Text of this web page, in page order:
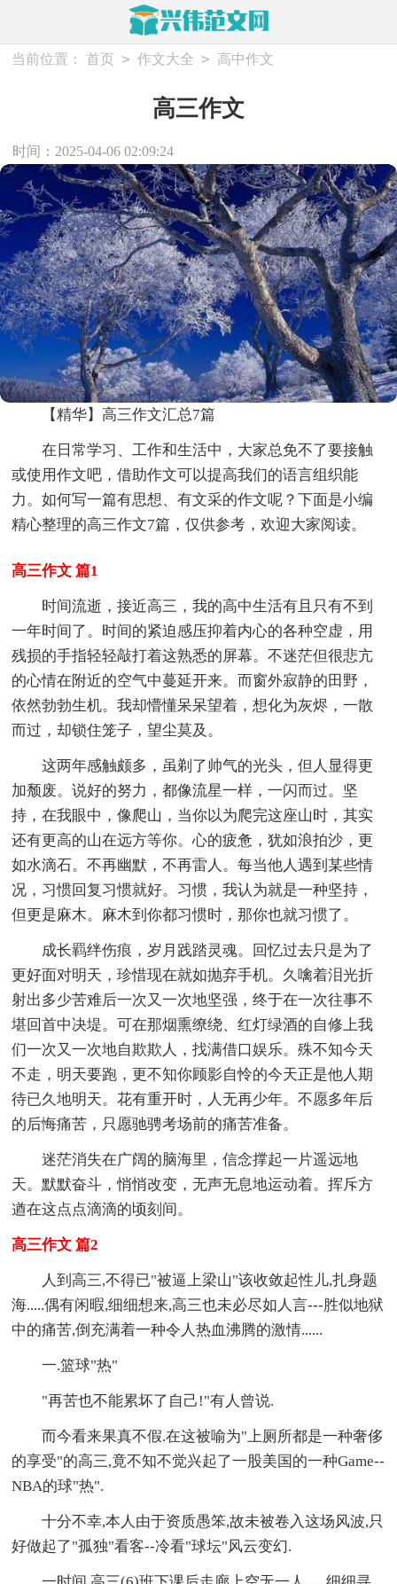
当前位置： 首页 > 作文大全 > 高中作文
高三作文
时间：2025-04-06 02:09:24
【精华】高三作文汇总7篇
在日常学习、工作和生活中，大家总免不了要接触
或使用作文吧，借助作文可以提高我们的语言组织能
力。如何写一篇有思想、有文采的作文呢？下面是小编
精心整理的高三作文7篇，仅供参考，欢迎大家阅读。
高三作文 篇1
时间流逝，接近高三，我的高中生活有且只有不到
一年时间了。时间的紧迫感压抑着内心的各种空虚，用
残损的手指轻轻敲打着这熟悉的屏幕。不迷茫但很悲亢
的心情在附近的空气中蔓延开来。而窗外寂静的田野，
依然勃勃生机。我却懵懂呆呆望着，想化为灰烬，一散
而过，却锁住笼子，望尘莫及。
这两年感触颇多，虽剃了帅气的光头，但人显得更
加颓废。说好的努力，都像流星一样，一闪而过。坚
持，在我眼中，像爬山，当你以为爬完这座山时，其实
还有更高的山在远方等你。心的疲惫，犹如浪拍沙，更
如水滴石。不再幽默，不再雷人。每当他人遇到某些情
况，习惯回复习惯就好。习惯，我认为就是一种坚持，
但更是麻木。麻木到你都习惯时，那你也就习惯了。
成长羁绊伤痕，岁月践踏灵魂。回忆过去只是为了
更好面对明天，珍惜现在就如抛弃手机。久噙着泪光折
射出多少苦难后一次又一次地坚强，终于在一次往事不
堪回首中决堤。可在那烟熏缭绕、红灯绿酒的自修上我
们一次又一次地自欺欺人，找满借口娱乐。殊不知今天
不走，明天要跑，更不知你顾影自怜的今天正是他人期
待已久地明天。花有重开时，人无再少年。不愿多年后
的后悔痛苦，只愿驰骋考场前的痛苦准备。
迷茫消失在广阔的脑海里，信念撑起一片遥远地
天。默默奋斗，悄悄改变，无声无息地运动着。挥斥方
遒在这点点滴滴的顷刻间。
高三作文 篇2
人到高三,不得已"被逼上梁山"该收敛起性儿,扎身题
海.....偶有闲暇,细细想来,高三也未必尽如人言---胜似地狱
中的痛苦,倒充满着一种令人热血沸腾的激情......
一.篮球"热"
"再苦也不能累坏了自己!"有人曾说.
而今看来果真不假.在这被喻为"上厕所都是一种奢侈
的享受"的高三,竟不知不觉兴起了一股美国的一种Game--
NBA的球"热".
十分不幸,本人由于资质愚笨,故未被卷入这场风波,只
好做起了"孤独"看客--冷看"球坛"风云变幻.